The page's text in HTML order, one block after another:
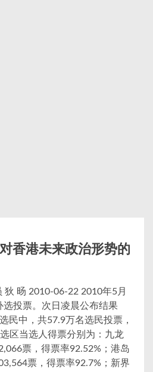
香港未来政治形势的
狄 旸 2010-06-22 2010年5月
选投票。次日凌晨公布结果
民中，共57.9万名选民投票，
区当选人得票分别为：九龙
票，得票率92.52%；港岛
票，得票率92.7%；新界